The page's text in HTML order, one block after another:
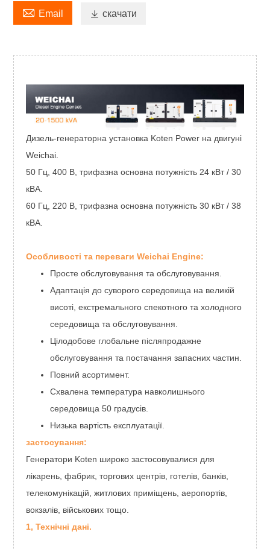
 Email  скачати
Дизель-генераторна установка Koten Power на двигуні
Weichai.
50 Гц, 400 В, трифазна основна потужність 24 кВт / 30
кВА.
60 Гц, 220 В, трифазна основна потужність 30 кВт / 38
кВА.
Особливості та переваги Weichai Engine:
Просте обслуговування та обслуговування.
Адаптація до суворого середовища на великій
висоті, екстремального спекотного та холодного
середовища та обслуговування.
Цілодобове глобальне післяпродажне
обслуговування та постачання запасних частин.
Повний асортимент.
Схвалена температура навколишнього
середовища 50 градусів.
Низька вартість експлуатації.
застосування:
Генератори Koten широко застосовувалися для
лікарень, фабрик, торгових центрів, готелів, банків,
телекомунікацій, житлових приміщень, аеропортів,
вокзалів, військових тощо.
1, Технічні дані.